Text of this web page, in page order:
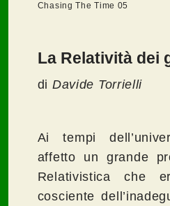
Chasing The Time 05
La Relatività dei
di Davide Torrielli
Ai tempi
affetto un grande
Relativistica che
cosciente